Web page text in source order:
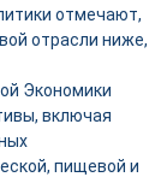
отмечают,
отрасли ниже,
Экономики
включая
пищевой и